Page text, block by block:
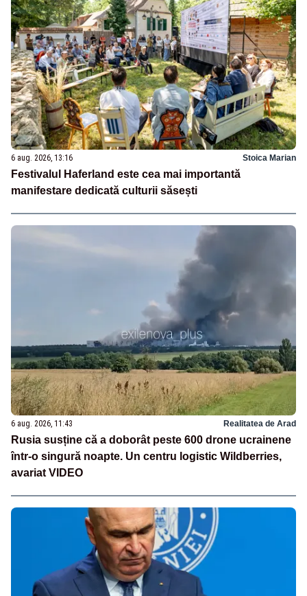
6 aug. 2026, 13:16 Stoica Marian
Festivalul Haferland este cea mai importantă
manifestare dedicată culturii săsești
6 aug. 2026, 11:43 Realitatea de Arad
Rusia susține că a doborât peste 600 drone ucrainene
într-o singură noapte. Un centru logistic Wildberries,
avariat VIDEO